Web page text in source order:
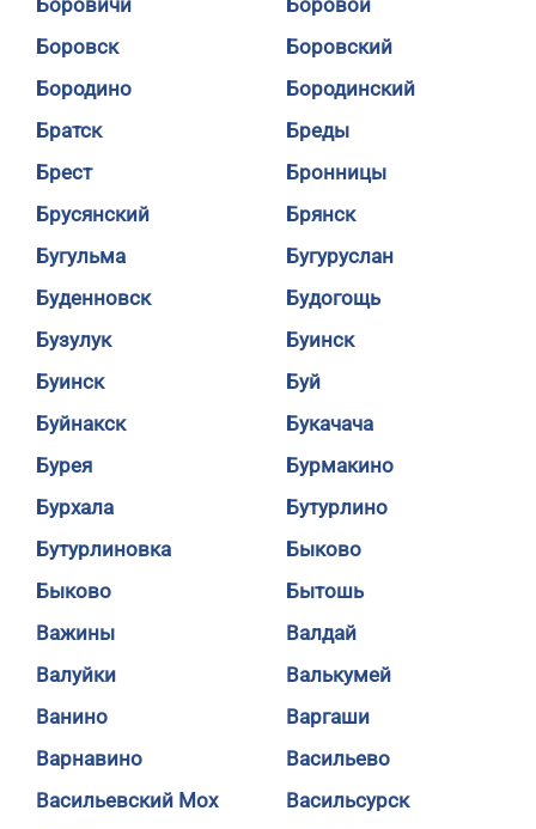
Боровичи
Боровой
Боровск
Боровский
Бородино
Бородинский
Братск
Бреды
Брест
Бронницы
Брусянский
Брянск
Бугульма
Бугуруслан
Буденновск
Будогощь
Бузулук
Буинск
Буинск
Буй
Буйнакск
Букачача
Бурея
Бурмакино
Бурхала
Бутурлино
Бутурлиновка
Быково
Быково
Бытошь
Важины
Валдай
Валуйки
Валькумей
Ванино
Варгаши
Варнавино
Васильево
Васильевский Мох
Васильсурск